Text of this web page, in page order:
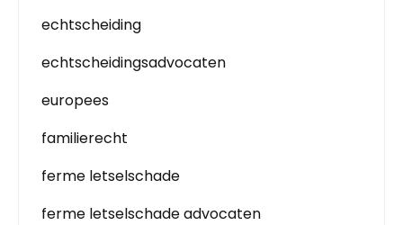
echtscheiding
echtscheidingsadvocaten
europees
familierecht
ferme letselschade
ferme letselschade advocaten